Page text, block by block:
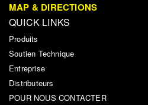
MAP & DIRECTIONS
QUICK LINKS
Produits
Soutien Technique
Entreprise
Distributeurs
POUR NOUS CONTACTER